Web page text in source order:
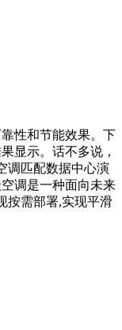
性和节能效果。下
显示。话不多说，
调匹配数据中心演
调是一种面向未来
按需部署,实现平滑